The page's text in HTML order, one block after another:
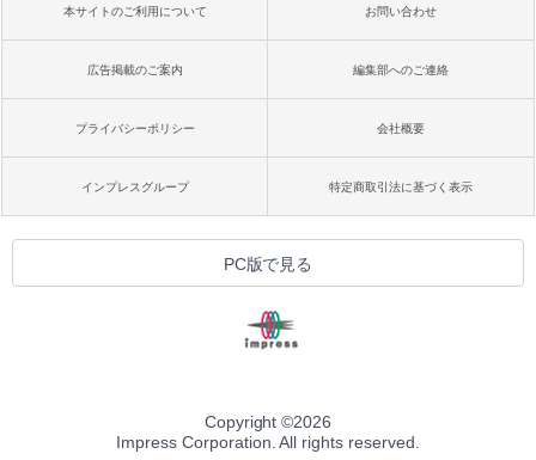
本サイトのご利用について お問い合わせ
広告掲載のご案内 編集部へのご連絡
プライバシーポリシー 会社概要
インプレスグループ 特定商取引法に基づく表示
PC版で見る
Copyright ©2026
Impress Corporation. All rights reserved.